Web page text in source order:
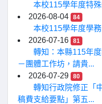
本校115學年度特
2026-08-04
84
本校115學年度學
2026-07-16
81
轉知：本縣115年
－團體工作坊，請貴...
2026-07-29
80
轉知行政院修正「
稿費支給要點」第五...